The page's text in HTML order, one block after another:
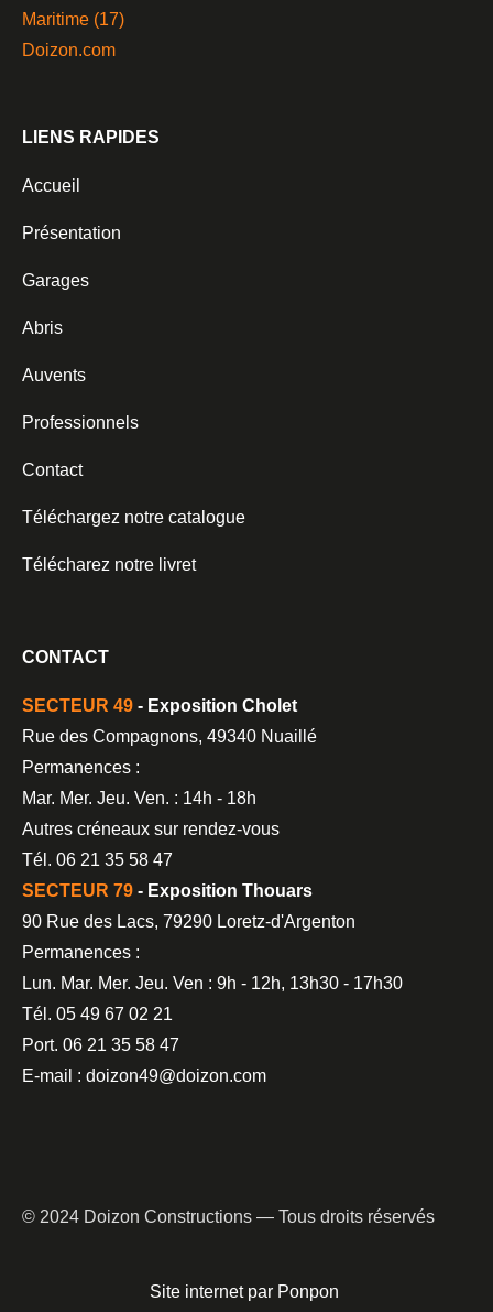
Maritime (17)
Doizon.com
LIENS RAPIDES
Accueil
Présentation
Garages
Abris
Auvents
Professionnels
Contact
Téléchargez notre catalogue
Télécharez notre livret
CONTACT
SECTEUR 49 - Exposition Cholet
Rue des Compagnons, 49340 Nuaillé
Permanences :
Mar. Mer. Jeu. Ven. : 14h - 18h
Autres créneaux sur rendez-vous
Tél. 06 21 35 58 47
SECTEUR 79 - Exposition Thouars
90 Rue des Lacs, 79290 Loretz-d'Argenton
Permanences :
Lun. Mar. Mer. Jeu. Ven : 9h - 12h, 13h30 - 17h30
Tél. 05 49 67 02 21
Port. 06 21 35 58 47
E-mail : doizon49@doizon.com
© 2024 Doizon Constructions — Tous droits réservés
Site internet par Ponpon